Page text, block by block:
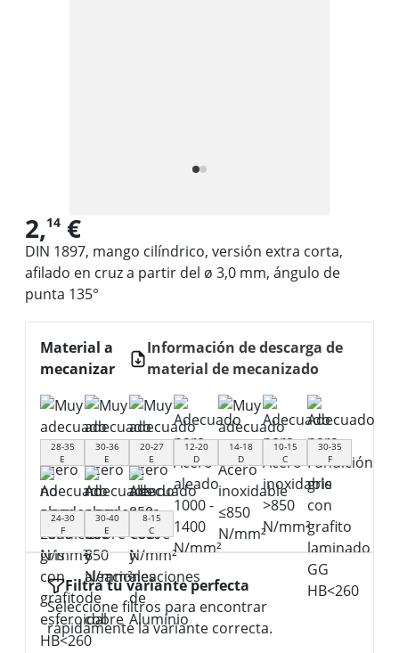
2,14 €
DIN 1897, mango cilíndrico, versión extra corta,
afilado en cruz a partir del ø 3,0 mm, ángulo de
punta 135°
Material a
mecanizar
Información de descarga de
material de mecanizado
28-35
E
30-36
E
20-27
E
12-20
D
14-18
D
10-15
C
30-35
F
24-30
F
30-40
E
8-15
C
Filtra tu variante perfecta
Seleccione filtros para encontrar
rápidamente la variante correcta.